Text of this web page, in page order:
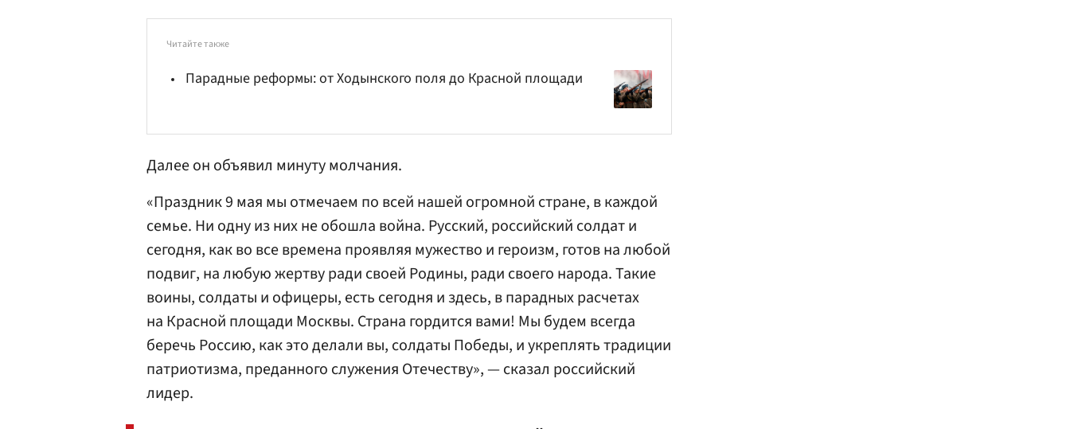
Читайте также
Парадные реформы: от Ходынского поля до Красной площади
Далее он объявил минуту молчания.
«Праздник 9 мая мы отмечаем по всей нашей огромной стране, в каждой
семье. Ни одну из них не обошла война. Русский, российский солдат и
сегодня, как во все времена проявляя мужество и героизм, готов на любой
подвиг, на любую жертву ради своей Родины, ради своего народа. Такие
воины, солдаты и офицеры, есть сегодня и здесь, в парадных расчетах
на Красной площади Москвы. Страна гордится вами! Мы будем всегда
беречь Россию, как это делали вы, солдаты Победы, и укреплять традиции
патриотизма, преданного служения Отечеству», — сказал российский
лидер.